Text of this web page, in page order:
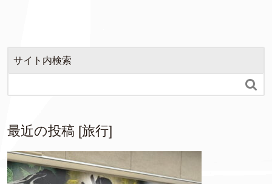
サイト内検索

最近の投稿 [旅行]